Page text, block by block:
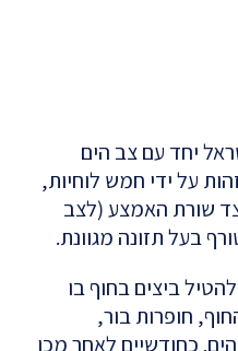
יחד עם צב הים
על ידי חמש לוחיות,
שורת האמצע (לצב
ביצים בחוף בו
חופרות בור,
כחודשיים לאחר מכן